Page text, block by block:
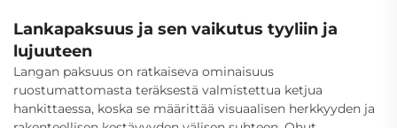
Lankapaksuus ja sen vaikutus tyyliin ja
lujuuteen
Langan paksuus on ratkaiseva ominaisuus
ruostumattomasta teräksestä valmistettua ketjua
hankittaessa, koska se määrittää visuaalisen herkkyyden ja